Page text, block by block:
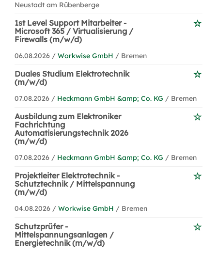
Neustadt am Rübenberge
1st Level Support Mitarbeiter -
Microsoft 365 / Virtualisierung /
Firewalls (m/w/d)
06.08.2026 / Workwise GmbH / Bremen
Duales Studium Elektrotechnik
(m/w/d)
07.08.2026 / Heckmann GmbH &amp; Co. KG / Bremen
Ausbildung zum Elektroniker
Fachrichtung
Automatisierungstechnik 2026
(m/w/d)
07.08.2026 / Heckmann GmbH &amp; Co. KG / Bremen
Projektleiter Elektrotechnik -
Schutztechnik / Mittelspannung
(m/w/d)
04.08.2026 / Workwise GmbH / Bremen
Schutzprüfer -
Mittelspannungsanlagen /
Energietechnik (m/w/d)